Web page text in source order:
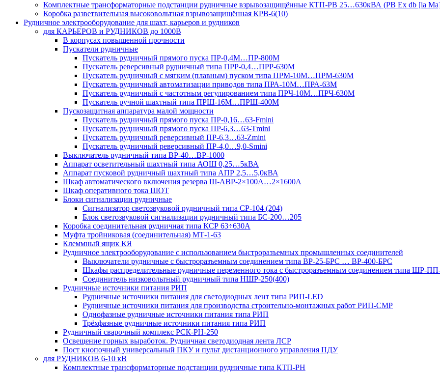
Комплектные трансформаторные подстанции рудничные взрывозащищённые КТП-РВ 25…630кВА (РВ Ex db [ia
Коробка разветвительная высоковольтная взрывозащищённая КРВ-6(10)
Рудничное электрооборудование для шахт, карьеров и рудников
для КАРЬЕРОВ и РУДНИКОВ до 1000В
В корпусах повышенной прочности
Пускатели рудничные
Пускатель рудничный прямого пуска ПР-0,4М…ПР-800М
Пускатель реверсивный рудничный типа ПРР-0,4…ПРР-630М
Пускатель рудничный с мягким (плавным) пуском типа ПРМ-10М…ПРМ-630М
Пускатель рудничный автоматизации приводов типа ПРА-10М…ПРА-63М
Пускатель рудничный с частотным регулированием типа ПРЧ-10М…ПРЧ-630М
Пускатель ручной шахтный типа ПРШ-16М…ПРШ-400М
Пускозащитная аппаратура малой мощности
Пускатель рудничный прямого пуска ПР-0,16…63-Fmini
Пускатель рудничный прямого пуска ПР-6,3…63-Tmini
Пускатель рудничный реверсивный ПР-6,3…63-Zmini
Пускатель рудничный реверсивный ПР-4,0…9,0-Smini
Выключатель рудничный типа ВР-40…ВР-1000
Аппарат осветительный шахтный типа АОШ 0,25…5кВА
Аппарат пусковой рудничный шахтный типа АПР 2,5…5,0кВА
Шкаф автоматического включения резерва Ш-АВР-2×100А…2×1600А
Шкаф оперативного тока ШОТ
Блоки сигнализации рудничные
Сигнализатор светозвуковой рудничный типа СР-104 (204)
Блок светозвуковой сигнализации рудничный типа БС-200…205
Коробка соединительная рудничная типа КСР 63÷630А
Муфта тройниковая (соединительная) МТ-1-63
Клеммный ящик КЯ
Рудничное электрооборудование с использованием быстроразъемных промышленных соединителей
Выключатели рудничные с быстроразъемным соединением типа ВР-25-БРС … ВР-400-БРС
Шкафы распределительные рудничные переменного тока с быстроразъемным соединением типа ШР-
Соединитель низковольтный рудничный типа НШР-250(400)
Рудничные источники питания РИП
Рудничные источники питания для светодиодных лент типа РИП-LED
Рудничные источники питания для производства строительно-монтажных работ РИП-СМР
Однофазные рудничные источники питания типа РИП
Трёхфазные рудничные источники питания типа РИП
Рудничный сварочный комплекс РСК-РН-250
Освещение горных выработок. Рудничная светодиодная лента ЛСР
Пост кнопочный универсальный ПКУ и пульт дистанционного управления ПДУ
для РУДНИКОВ 6-10 кВ
Комплектные трансформаторные подстанции рудничные типа КТП-РН